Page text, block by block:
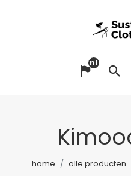
Taal
nl
home alle producten